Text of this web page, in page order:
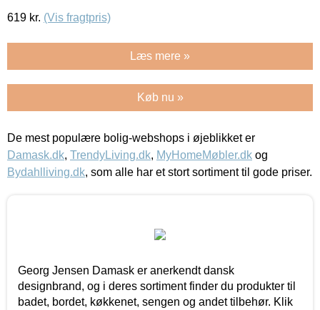
619 kr. (Vis fragtpris)
Læs mere »
Køb nu »
De mest populære bolig-webshops i øjeblikket er
Damask.dk, TrendyLiving.dk, MyHomeMøbler.dk og
Bydahlliving.dk, som alle har et stort sortiment til gode priser.
Georg Jensen Damask er anerkendt dansk
designbrand, og i deres sortiment finder du produkter til
badet, bordet, køkkenet, sengen og andet tilbehør. Klik